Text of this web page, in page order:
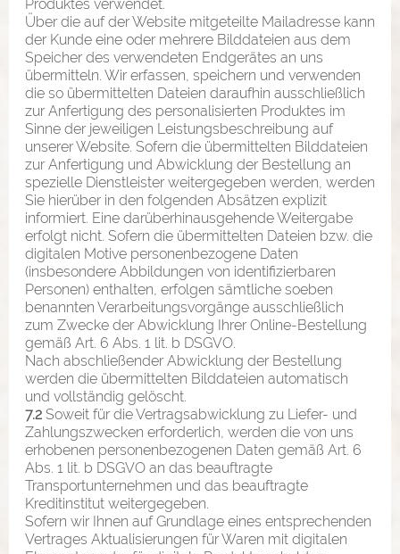
Produktes verwendet.
Über die auf der Website mitgeteilte Mailadresse kann
der Kunde eine oder mehrere Bilddateien aus dem
Speicher des verwendeten Endgerätes an uns
übermitteln. Wir erfassen, speichern und verwenden
die so übermittelten Dateien daraufhin ausschließlich
zur Anfertigung des personalisierten Produktes im
Sinne der jeweiligen Leistungsbeschreibung auf
unserer Website. Sofern die übermittelten Bilddateien
zur Anfertigung und Abwicklung der Bestellung an
spezielle Dienstleister weitergegeben werden, werden
Sie hierüber in den folgenden Absätzen explizit
informiert. Eine darüberhinausgehende Weitergabe
erfolgt nicht. Sofern die übermittelten Dateien bzw. die
digitalen Motive personenbezogene Daten
(insbesondere Abbildungen von identifizierbaren
Personen) enthalten, erfolgen sämtliche soeben
benannten Verarbeitungsvorgänge ausschließlich
zum Zwecke der Abwicklung Ihrer Online-Bestellung
gemäß Art. 6 Abs. 1 lit. b DSGVO.
Nach abschließender Abwicklung der Bestellung
werden die übermittelten Bilddateien automatisch
und vollständig gelöscht.
7.2 Soweit für die Vertragsabwicklung zu Liefer- und
Zahlungszwecken erforderlich, werden die von uns
erhobenen personenbezogenen Daten gemäß Art. 6
Abs. 1 lit. b DSGVO an das beauftragte
Transportunternehmen und das beauftragte
Kreditinstitut weitergegeben.
Sofern wir Ihnen auf Grundlage eines entsprechenden
Vertrages Aktualisierungen für Waren mit digitalen